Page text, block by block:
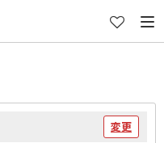
変更